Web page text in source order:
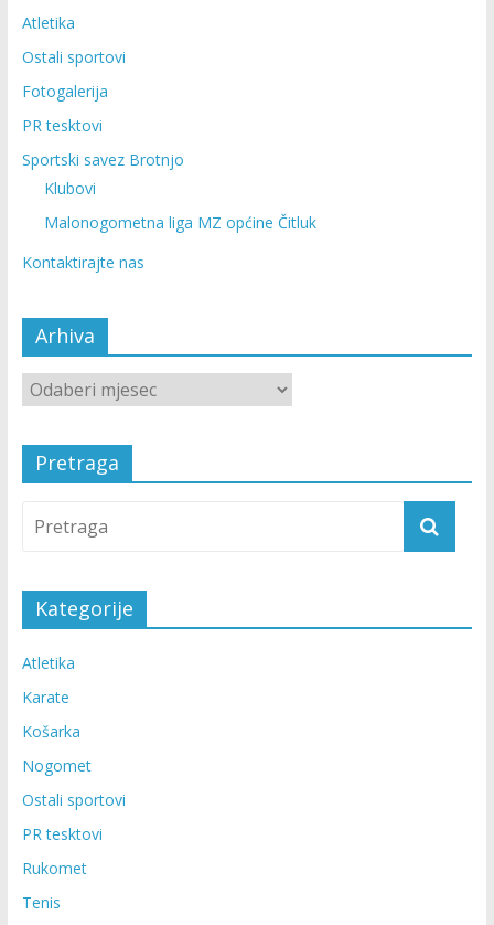
Atletika
Ostali sportovi
Fotogalerija
PR tesktovi
Sportski savez Brotnjo
Klubovi
Malonogometna liga MZ općine Čitluk
Kontaktirajte nas
Arhiva
Pretraga
Kategorije
Atletika
Karate
Košarka
Nogomet
Ostali sportovi
PR tesktovi
Rukomet
Tenis